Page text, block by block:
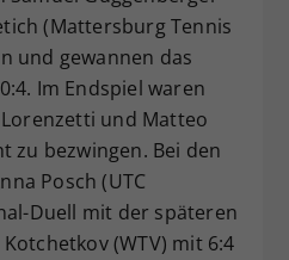
(Mattersburg Tennis
und gewannen das
Im Endspiel waren
und Matteo
zu bezwingen. Bei den
Posch (UTC
Duell mit der späteren
(WTV) mit 6:4